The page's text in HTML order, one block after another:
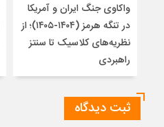
واکاوی جنگ ایران و آمریکا
در تنگه هرمز (۱۴۰۴-۱۴۰۵)؛ از
نظریه‌های کلاسیک تا سنتز
راهبردی
ثبت دیدگاه